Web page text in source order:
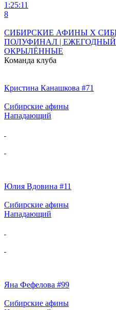
1:25:11
8
СИБИРСКИЕ АФИНЫ X
ПОЛУФИНАЛ |
ОКРЫЛЁННЫЕ
Команда клуба
Кристина Канашкова #71
Сибирские афины
Нападающий
Юлия Вдовина #11
Сибирские афины
Нападающий
Яна Фефелова #99
Сибирские афины